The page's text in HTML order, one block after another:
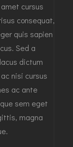
cursus
consequat,
quis sapien
Sed a
dictum
nisi cursus
ac ante
sem eget
magna